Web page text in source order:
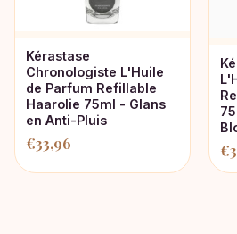
Kérastase
Chronologiste L'Huile
de Parfum Refillable
Haarolie 75ml - Glans
en Anti-Pluis
€33,96 €